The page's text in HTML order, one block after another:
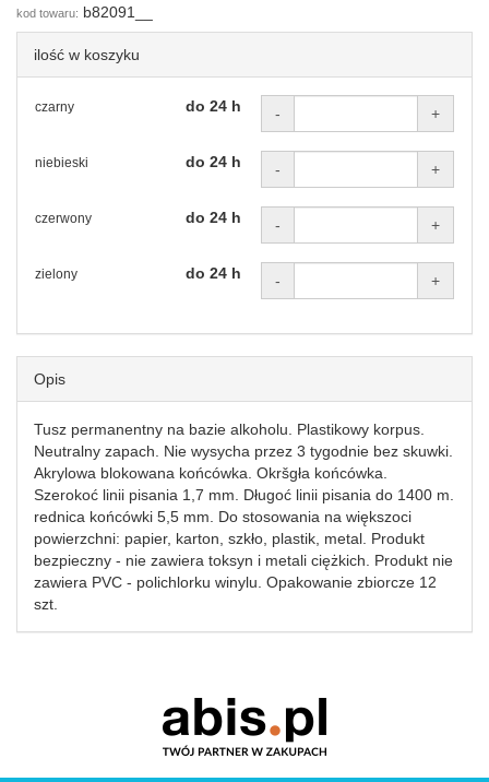
kod towaru: b82091__
ilość w koszyku
czarny do 24 h - +
niebieski do 24 h - +
czerwony do 24 h - +
zielony do 24 h - +
Opis
Tusz permanentny na bazie alkoholu. Plastikowy korpus.
Neutralny zapach. Nie wysycha przez 3 tygodnie bez skuwki.
Akrylowa blokowana końcówka. Okršgła końcówka.
Szerokoć linii pisania 1,7 mm. Długoć linii pisania do 1400 m.
rednica końcówki 5,5 mm. Do stosowania na większoci
powierzchni: papier, karton, szkło, plastik, metal. Produkt
bezpieczny - nie zawiera toksyn i metali ciężkich. Produkt nie
zawiera PVC - polichlorku winylu. Opakowanie zbiorcze 12
szt.